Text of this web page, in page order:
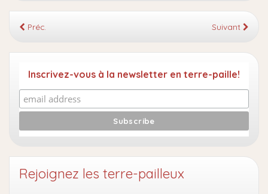
Préc. Suivant
Inscrivez-vous à la newsletter en terre-paille!
Rejoignez les terre-pailleux